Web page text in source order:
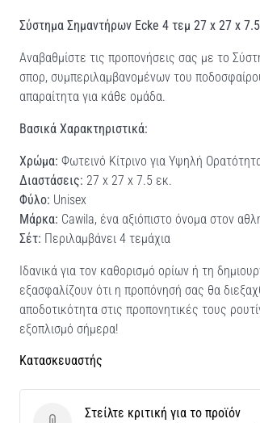
Σύστημα Σημαντήρων Ecke 4 τεμ 27 x 27 x
Αναβαθμίστε τις προπονήσεις σας με το
σπορ, συμπεριλαμβανομένων του
απαραίτητα για κάθε ομάδα.
Βασικά Χαρακτηριστικά:
Χρώμα: Φωτεινό Κίτρινο για Υψηλή
Διαστάσεις: 27 x 27 x 7.5 εκ.
Φύλο: Unisex
Μάρκα: Cawila, ένα αξιόπιστο όνομα στον
Σέτ: Περιλαμβάνει 4 τεμάχια
Ιδανικά για τον καθορισμό ορίων ή τη
εξασφαλίζουν ότι η προπόνησή σας θα
αποδοτικότητα στις προπονητικές τους
εξοπλισμό σήμερα!
Κατασκευαστής
Στείλτε κριτική για το προϊόν